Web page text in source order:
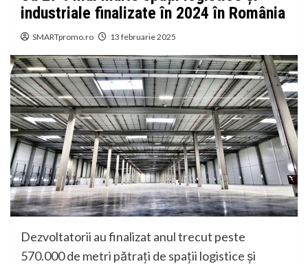
industriale finalizate în 2024 în România
SMARTpromo.ro 13 februarie 2025
Dezvoltatorii au finalizat anul trecut peste
570.000 de metri pătrați de spații logistice și